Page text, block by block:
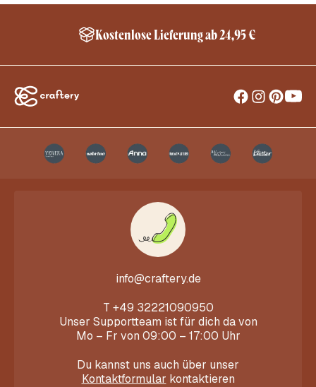
Kostenlose Lieferung ab 24,95 €
info@craftery.de
T +49 32221090950
Unser Supportteam ist für dich da von
Mo – Fr von 09:00 – 17:00 Uhr
Du kannst uns auch über unser
Kontaktformular kontaktieren